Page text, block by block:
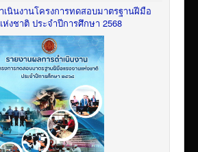
เนินงานโครงการทดสอบมาตรฐานฝีมือ
ห่งชาติ ประจำปีการศึกษา 2568